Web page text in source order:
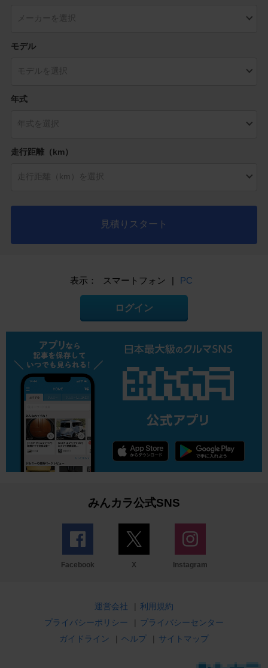
モデル
年式
走行距離（km）
見積りスタート
表示： スマートフォン | PC
ログイン
みんカラ公式SNS
Facebook X Instagram
運営会社 | 利用規約
プライバシーポリシー
| プライバシーセンター
ガイドライン
| ヘルプ | サイトマップ